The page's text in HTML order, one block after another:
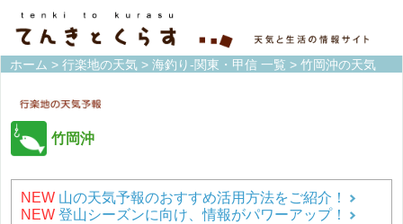
ホーム > 行楽地の天気 > 海釣り-関東・甲信 一覧 > 竹岡沖の天気
竹岡沖
NEW 山の天気予報のおすすめ活用方法をご紹介！
NEW 登山シーズンに向け、情報がパワーアップ！